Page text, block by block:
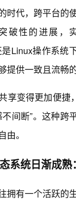
时代，跨平台的
破性的进展，
Linux操作系统
提供一致且流畅
享变得更加便捷
间断”。这种
。
系统日渐成熟
拥有一个活跃的